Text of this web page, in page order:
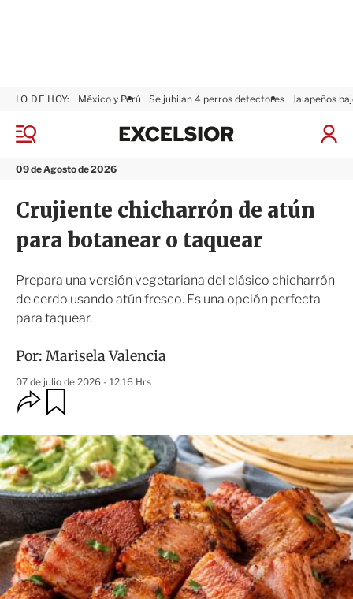
M
n
09 de Agosto de 2026
LO DE HOY: México y Perú Se jubilan 4 perros detectores Jalapeños
I
s
x
r
Crujiente chicharrón de atún
para botanear o taquear
Prepara una versión vegetariana del clásico chicharrón
de cerdo usando atún fresco. Es una opción perfecta
para taquear.
Por: Marisela Valencia
07 de julio de 2026 - 12:16 Hrs
O
p
i
o
n
e
s
d
e
c
o
m
p
r
d
a
r